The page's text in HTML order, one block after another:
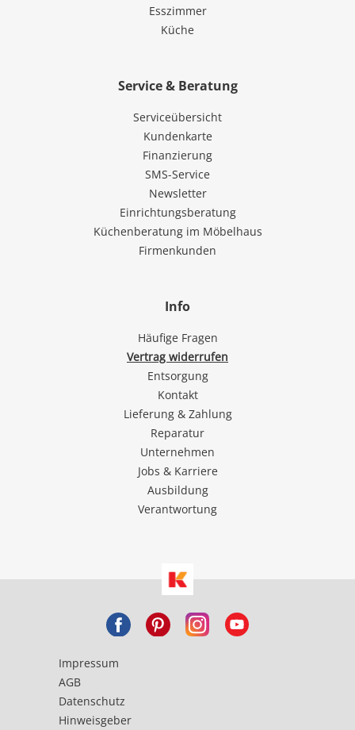
Esszimmer
Küche
Service & Beratung
Serviceübersicht
Kundenkarte
Finanzierung
SMS-Service
Newsletter
Einrichtungsberatung
Küchenberatung im Möbelhaus
Firmenkunden
Info
Häufige Fragen
Vertrag widerrufen
Entsorgung
Kontakt
Lieferung & Zahlung
Reparatur
Unternehmen
Jobs & Karriere
Ausbildung
Verantwortung
Impressum
AGB
Datenschutz
Hinweisgeber